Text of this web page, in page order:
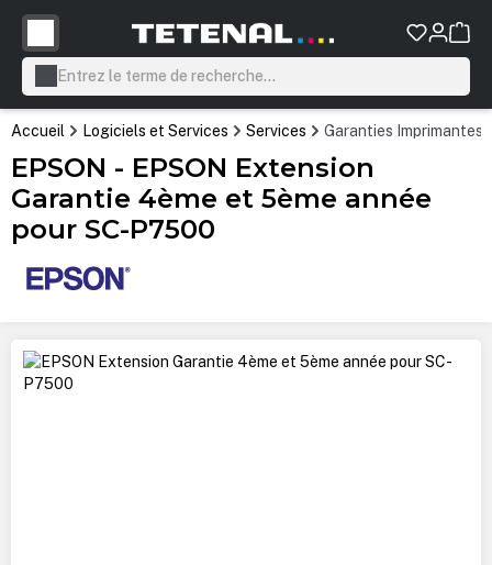
principal
Accueil Logiciels et Services Services Garanties Imprimantes
EPSON - EPSON Extension
Garantie 4ème et 5ème année
pour SC-P7500
Ignorer la galerie d'images